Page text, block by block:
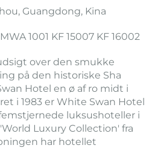
Guangdong, Kina
MWA 1001 KF 15007 KF 16002
over den smukke
på den historiske Sha
Hotel en ø af ro midt i
i 1983 er White Swan Hotel
luksushoteller i
Luxury Collection' fra
har hotellet